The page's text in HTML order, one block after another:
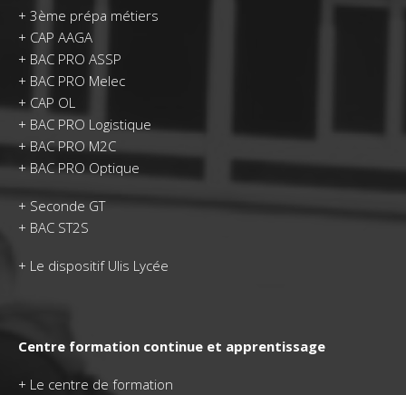
+ 3ème prépa métiers
+ CAP AAGA
+ BAC PRO ASSP
+ BAC PRO Melec
+ CAP OL
+ BAC PRO Logistique
+BAC PRO M2C
+BAC PRO Optique
+ Seconde GT
+ BAC ST2S
+ Le dispositif Ulis Lycée
Centre formation continue et apprentissage
+ Le centre de formation